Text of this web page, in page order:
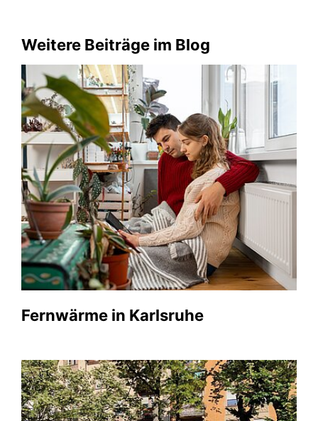
Weitere Beiträge im Blog
Fernwärme in Karlsruhe